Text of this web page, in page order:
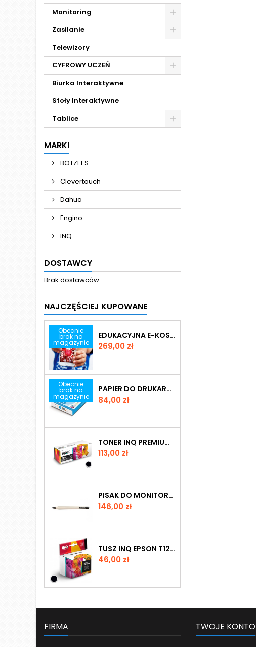
Monitoring
Zasilanie
Telewizory
CYFROWY UCZEŃ
Biurka Interaktywne
Stoły Interaktywne
Tablice
MARKI
BOTZEES
Clevertouch
Dahua
Engino
INQ
DOSTAWCY
Brak dostawców
NAJCZĘŚCIEJ KUPOWANE
Obecnie
brak na
magazynie
EDUKACYJNA E-KOSZULKA VIRTUALI-TEE
Cena
269,00 zł
Obecnie
brak na
magazynie
PAPIER DO DRUKARKI STANDARD A4
Cena
84,00 zł
TONER INQ PREMIUM BROTHER TN 2421 BLACK
Cena
113,00 zł
PISAK DO MONITORÓW INTERAKTYWNYCH PROMETHEAN SERII NICKEL
Cena
146,00 zł
TUSZ INQ EPSON T1261 BLACK
Cena
46,00 zł
FIRMA TWOJE KONTO